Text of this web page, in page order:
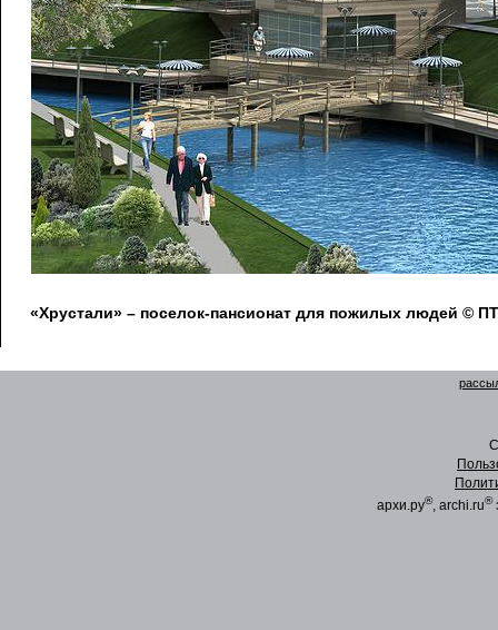
«Хрустали» – поселок-пансионат для пожилых людей ©
архи.ру®, archi.ru®